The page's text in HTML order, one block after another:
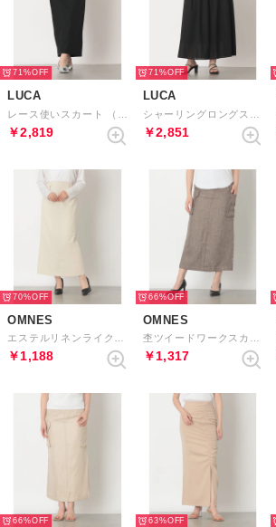
71%
LUCA
￥2,819
71%
LUCA
￥2,851
70%
OMNES
￥1,188
66%
OMNES
￥1,317
66% 63%